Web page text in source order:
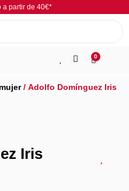
a partir de 40€*
0
/ Adolfo Domínguez Iris
Iris